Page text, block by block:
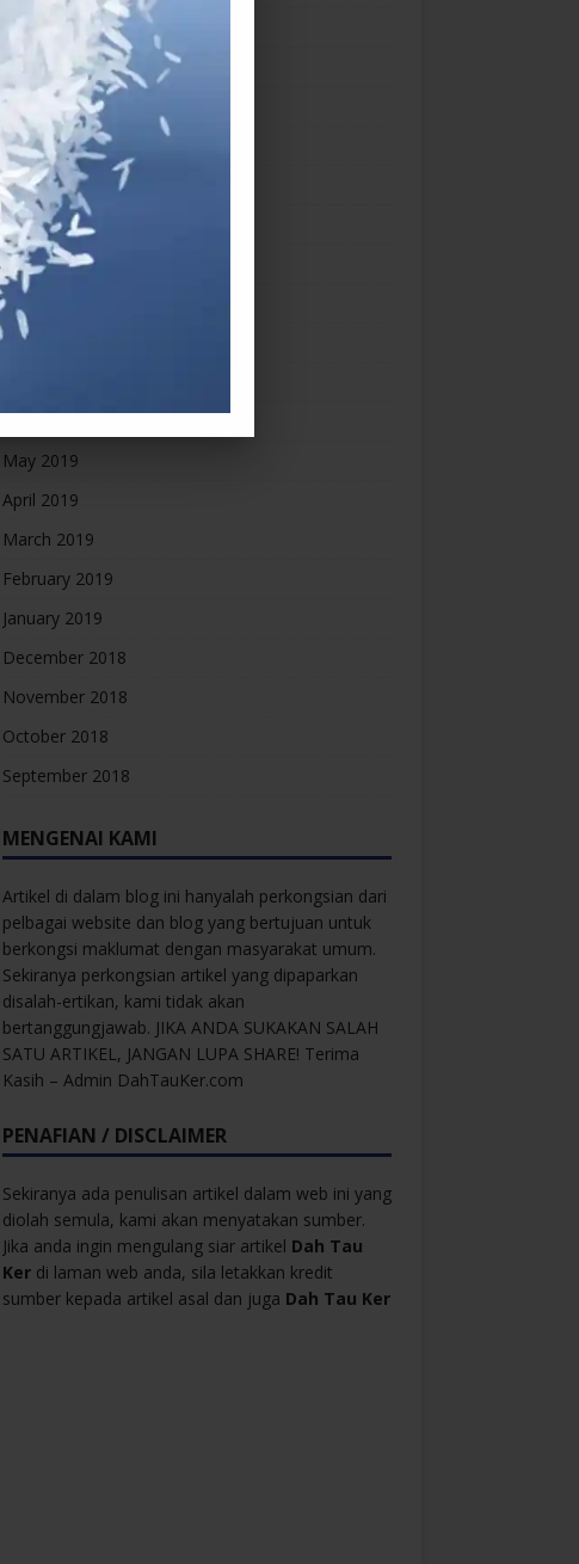
September 2020
March 2020
February 2020
January 2020
December 2019
November 2019
October 2019
September 2019
August 2019
June 2019
May 2019
April 2019
March 2019
February 2019
January 2019
December 2018
November 2018
October 2018
September 2018
MENGENAI KAMI
Artikel di dalam blog ini hanyalah perkongsian dari
pelbagai website dan blog yang bertujuan untuk
berkongsi maklumat dengan masyarakat umum.
Sekiranya perkongsian artikel yang dipaparkan
disalah-ertikan, kami tidak akan
bertanggungjawab. JIKA ANDA SUKAKAN SALAH
SATU ARTIKEL, JANGAN LUPA SHARE! Terima
Kasih – Admin DahTauKer.com
PENAFIAN / DISCLAIMER
Sekiranya ada penulisan artikel dalam web ini yang
diolah semula, kami akan menyatakan sumber.
Jika anda ingin mengulang siar artikel Dah Tau
Kerdi laman web anda, sila letakkan kredit
sumber kepada artikel asal dan juga Dah Tau Ker